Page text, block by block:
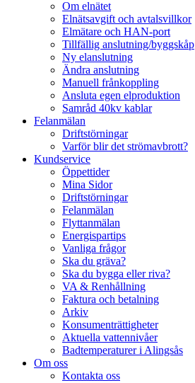
Om elnätet
Elnätsavgift och avtalsvillkor
Elmätare och HAN-port
Tillfällig anslutning/byggskåp
Ny elanslutning
Ändra anslutning
Manuell frånkoppling
Ansluta egen elproduktion
Samråd 40kv kablar
Felanmälan
Driftstörningar
Varför blir det strömavbrott?
Kundservice
Öppettider
Mina Sidor
Driftstörningar
Felanmälan
Flyttanmälan
Energispartips
Vanliga frågor
Ska du gräva?
Ska du bygga eller riva?
VA & Renhållning
Faktura och betalning
Arkiv
Konsumenträttigheter
Aktuella vattennivåer
Badtemperaturer i Alingsås
Om oss
Kontakta oss